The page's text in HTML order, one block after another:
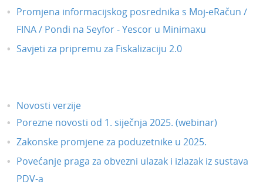
Obrtnici - obrazac TO (evidencija o
tražbinama i obvezama)
Pretraživanje na pregledu i uređivanju
temeljnice
Ulazni računi i PDV - obračunski PDV pri
uvozu
Plaće - prikaz svih vrsta isplate u
padajućem izborniku
Obračun plaća i ostalih osobnih primitaka
- podaci o odgovornoj osobi
Promjena informacijskog posrednika s Moj-eRačun /
FINA / Pondi na Seyfor - Yescor u Minimaxu
Savjeti za pripremu za Fiskalizaciju 2.0
Novosti verzije
Porezne novosti od 1. siječnja 2025. (webinar)
Zakonske promjene za poduzetnike u 2025.
Povećanje praga za obvezni ulazak i izlazak iz sustava
PDV-a